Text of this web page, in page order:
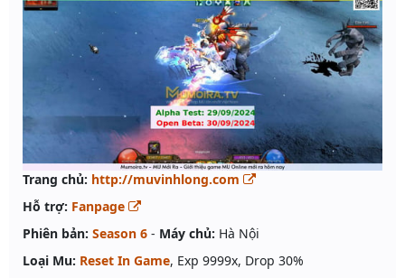
Trang chủ: http://muvinhlong.com
Hỗ trợ: Fanpage
Phiên bản: Season 6 - Máy chủ: Hà Nội
Loại Mu: Reset In Game, Exp 9999x, Drop 30%